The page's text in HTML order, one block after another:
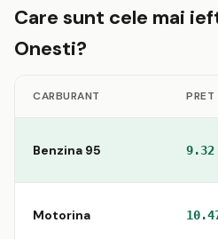
Care sunt cele mai
Onesti?
CARBURANT PRET
Benzina 95
Motorina